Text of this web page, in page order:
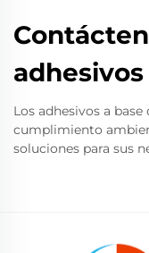
adhesivos
Los adhesivos a
cumplimiento
soluciones para sus